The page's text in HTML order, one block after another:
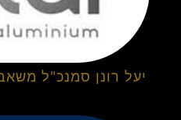
יעל רונן סמנכ"ל